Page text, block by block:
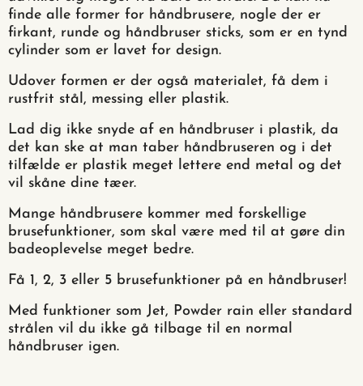
finde alle former for håndbrusere, nogle der er
firkant, runde og håndbruser sticks, som er en tynd
cylinder som er lavet for design.
Udover formen er der også materialet, få dem i
rustfrit stål, messing eller plastik.
Lad dig ikke snyde af en håndbruser i plastik, da
det kan ske at man taber håndbruseren og i det
tilfælde er plastik meget lettere end metal og det
vil skåne dine tæer.
Mange håndbrusere kommer med forskellige
brusefunktioner, som skal være med til at gøre din
badeoplevelse meget bedre.
Få 1, 2, 3 eller 5 brusefunktioner på en håndbruser!
Med funktioner som Jet, Powder rain eller standard
strålen vil du ikke gå tilbage til en normal
håndbruser igen.